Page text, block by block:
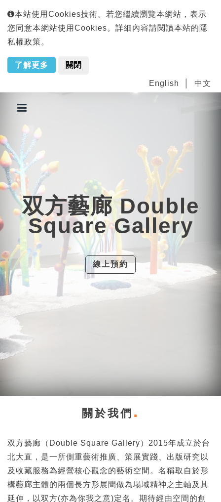
本站使用Cookies技術。若您繼續瀏覽本網站，表示
您同意本網站使用Cookies。詳細內容請閱讀本站的隱
私權政策。
了解更多 關閉
English 中文
双方藝廊 Double
Square Gallery
線上預約
關於我們
双方藝廊（Double Square Gallery）2015年成立於台
北大直，是一所側重藝術推廣、策展實踐、出版研究以
及收藏服務為經營核心觀念的藝術空間。名稱取自於形
構藝廊主體的兩個長方形展間做為場域精神之主軸及其
延伸，以双方(亦為你我之意)定名。期待經由空間的創